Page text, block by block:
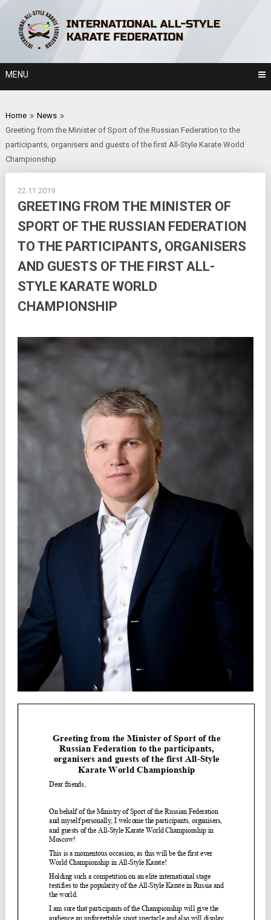
content
MENU
Home
News
Greeting from the Minister of Sport of the Russian Federation to the
participants, organisers and guests of the first All-Style Karate World
Championship
22.11.2019
GREETING FROM THE MINISTER OF
SPORT OF THE RUSSIAN FEDERATION
TO THE PARTICIPANTS, ORGANISERS
AND GUESTS OF THE FIRST ALL-
STYLE KARATE WORLD
CHAMPIONSHIP